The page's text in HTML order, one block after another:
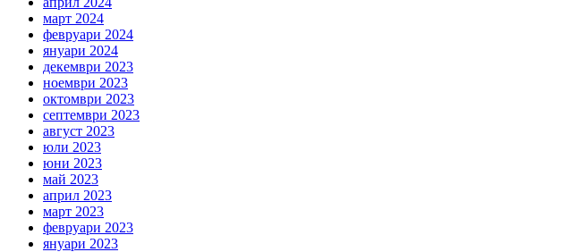
март 2024
февруари 2024
януари 2024
декември 2023
ноември 2023
октомври 2023
септември 2023
август 2023
юли 2023
юни 2023
май 2023
април 2023
март 2023
февруари 2023
януари 2023